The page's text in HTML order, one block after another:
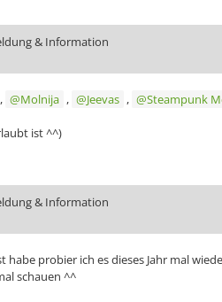
& Information
, Molnija , Jeevas , Steampunk
ist ^^)
& Information
probier ich es dieses Jahr mal
schauen ^^